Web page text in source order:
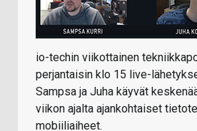
io-techin viikottainen
perjantaisin klo 15 live-
Sampsa ja Juha käyvät
viikon ajalta ajankohtaiset
mobiiliaiheet.